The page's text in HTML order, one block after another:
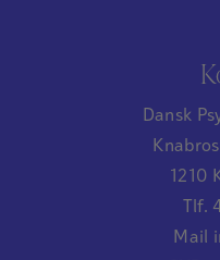
Dansk
1210
Tlf.
Mail